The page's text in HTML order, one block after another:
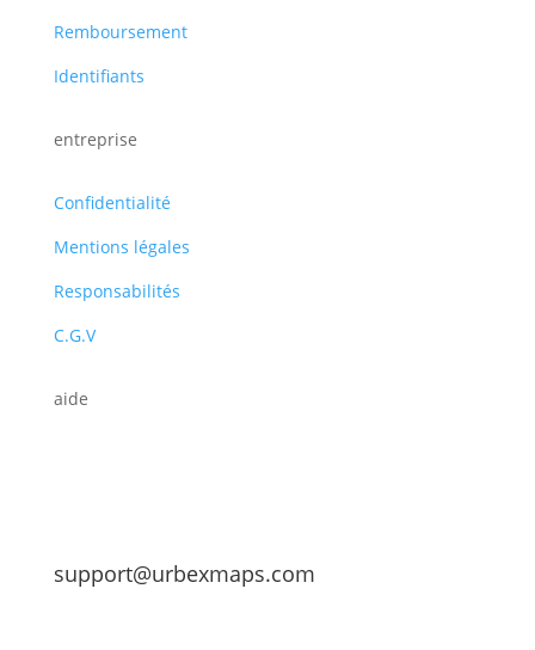
Remboursement
Identifiants
entreprise
Confidentialité
Mentions légales
Responsabilités
C.G.V
aide
support@urbexmaps.com